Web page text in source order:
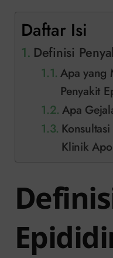
Daftar Isi
Definisi
Apa yang
Penyakit
Apa
Klinik